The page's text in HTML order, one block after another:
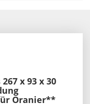
x 93 x 30
Oranier**